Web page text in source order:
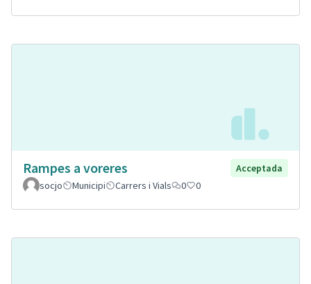
Rampes a voreres
Acceptada
socjo
Municipi Carrers i Vials 0 0